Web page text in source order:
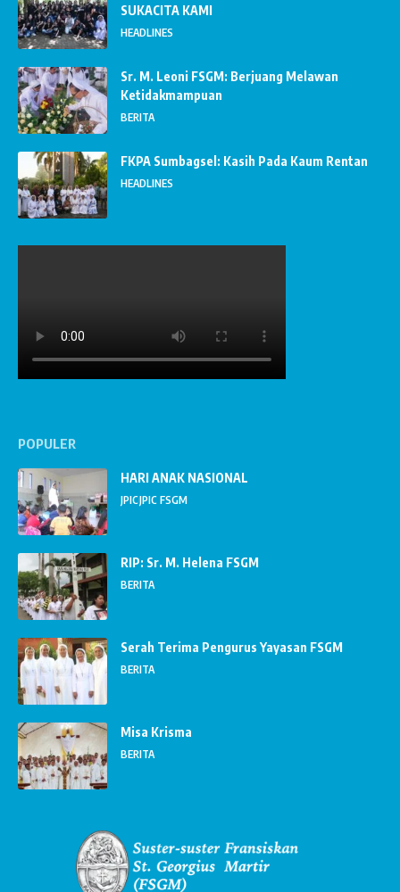
SUKACITA KAMI
HEADLINES
Sr. M. Leoni FSGM: Berjuang Melawan
Ketidakmampuan
BERITA
FKPA Sumbagsel: Kasih Pada Kaum Rentan
HEADLINES
POPULER
HARI ANAK NASIONAL
JPICJPIC FSGM
RIP: Sr. M. Helena FSGM
BERITA
Serah Terima Pengurus Yayasan FSGM
BERITA
Misa Krisma
BERITA